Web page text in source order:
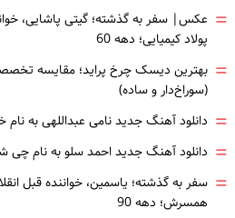
= عکس| سفر به گذشته؛ گیتی پاشایی،
پولاد کیمیایی؛ دهه 60
= بهترین دیسک چرخ پراید؛ مقایسه
(سوراخ‌دار و ساده)
= دانلود آهنگ جدید نامی عبداللهی به
= دانلود آهنگ جدید احمد سلو به نام چی
= سفر به گذشته؛ یاسمین، خواننده قبل
همسرش؛ دهه 90